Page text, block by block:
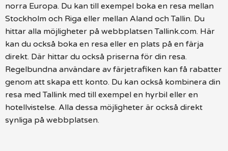
norra Europa. Du kan till exempel boka en resa mellan
Stockholm och Riga eller mellan Aland och Tallin. Du
hittar alla möjligheter på webbplatsen Tallink.com. Här
kan du också boka en resa eller en plats på en färja
direkt. Där hittar du också priserna för din resa.
Regelbundna användare av färjetrafiken kan få rabatter
genom att skapa ett konto. Du kan också kombinera din
resa med Tallink med till exempel en hyrbil eller en
hotellvistelse. Alla dessa möjligheter är också direkt
synliga på webbplatsen.